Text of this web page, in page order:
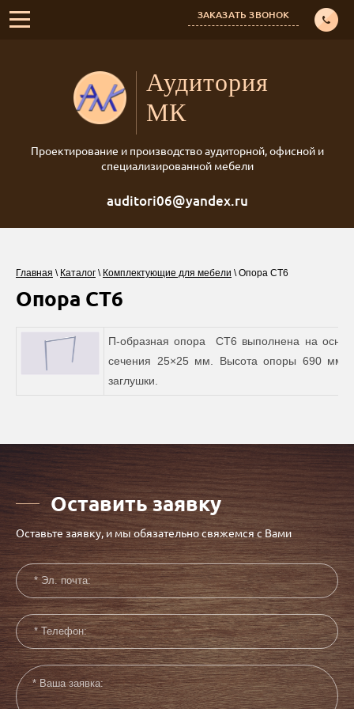
ЗАКАЗАТЬ ЗВОНОК
Аудитория
МК
Проектирование и производство аудиторной, офисной и
специализированной мебели
auditori06@yandex.ru
Главная \ Каталог \ Комплектующие для мебели \Опора СТ6
Опора СТ6
П-образная опора СТ6 выполнена на
сечения 25×25 мм. Высота опоры 690 мм,
Оставить заявку
Оставьте заявку, и мы обязательно свяжемся с Вами